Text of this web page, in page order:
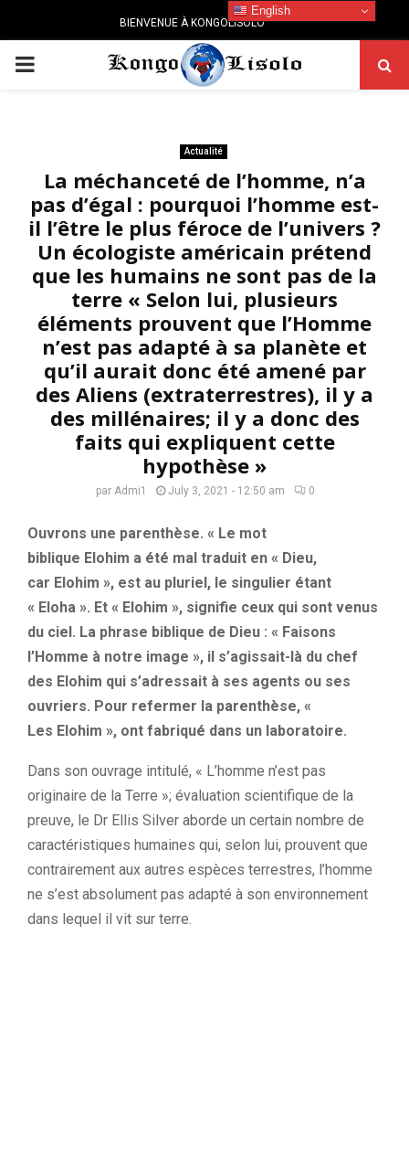
BIENVENUE À KONGOLISOLO
PRIMARY
Actualité
La méchanceté de l’homme, n’a
pas d’égal : pourquoi l’homme est-
il l’être le plus féroce de l’univers ?
Un écologiste américain prétend
que les humains ne sont pas de la
terre « Selon lui, plusieurs
éléments prouvent que l’Homme
n’est pas adapté à sa planète et
qu’il aurait donc été amené par
des Aliens (extraterrestres), il y a
des millénaires; il y a donc des
faits qui expliquent cette
hypothèse »
par Admi1 July 3, 2021 - 12:50 am 0
Ouvrons une parenthèse. « Le mot
biblique Elohim a été mal traduit en « Dieu,
car Elohim », est au pluriel, le singulier étant
« Eloha ». Et « Elohim », signifie ceux qui sont venus
du ciel. La phrase biblique de Dieu : « Faisons
l’Homme à notre image », il s’agissait-là du chef
des Elohim qui s’adressait à ses agents ou ses
ouvriers. Pour refermer la parenthèse, «
Les Elohim », ont fabriqué dans un laboratoire.
Dans son ouvrage intitulé, « L’homme n’est pas
originaire de la Terre »; évaluation scientifique de la
preuve, le Dr Ellis Silver aborde un certain nombre de
caractéristiques humaines qui, selon lui, prouvent que
contrairement aux autres espèces terrestres, l’homme
ne s’est absolument pas adapté à son environnement
dans lequel il vit sur terre.
English